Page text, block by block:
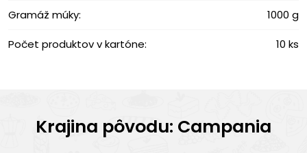
Gramáž múky: 1000 g
Počet produktov v kartóne: 10 ks
Krajina pôvodu: Campania